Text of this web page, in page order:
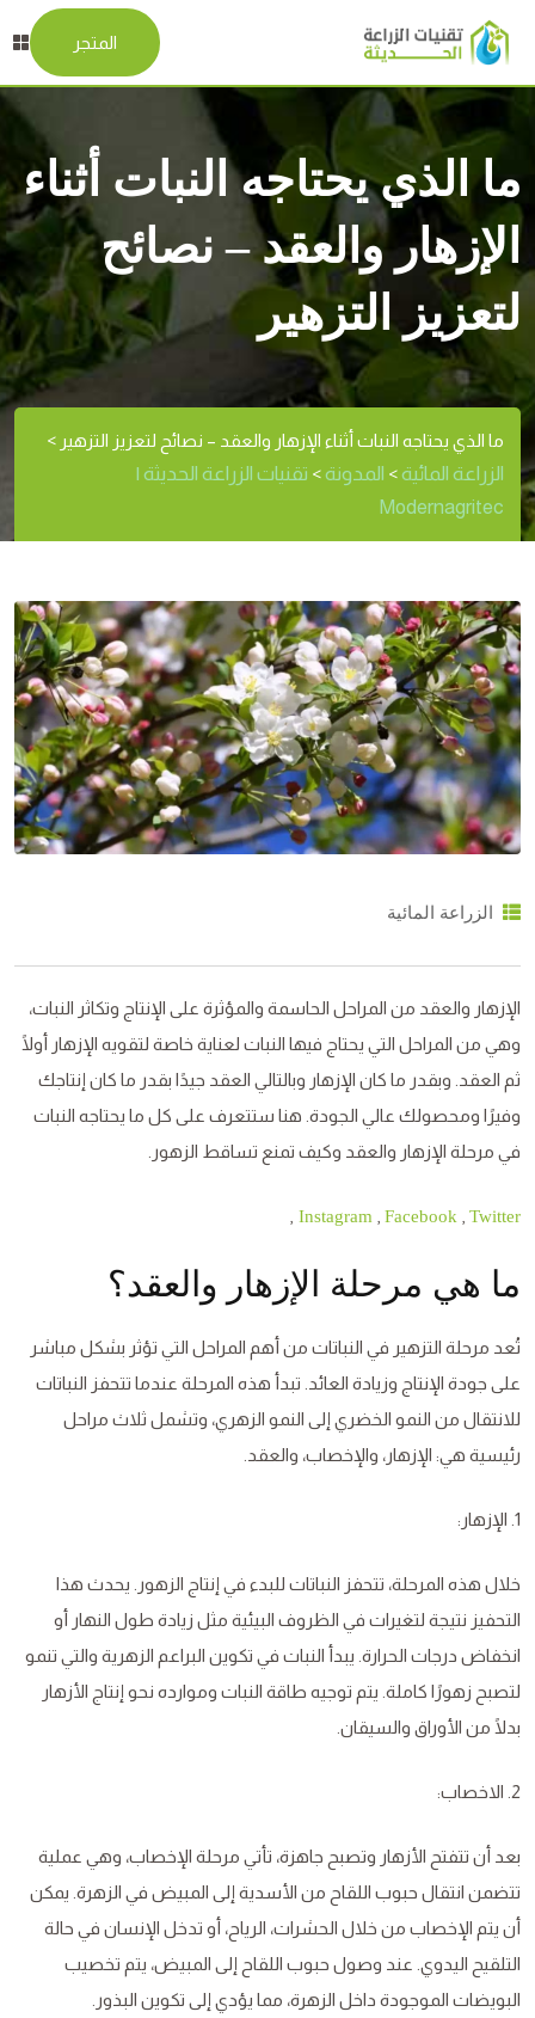
المتجر
ما الذي يحتاجه النبات أثناء
الإزهار والعقد – نصائح
لتعزيز التزهير
ما الذي يحتاجه النبات أثناء الإزهار والعقد – نصائح لتعزيز التزهير >
الزراعة المائية> المدونة> تقنيات الزراعة الحديثة |
Modernagritec
الزراعة المائية
الإزهار والعقد من المراحل الحاسمة والمؤثرة على الإنتاج وتكاثر النبات،
وهي من المراحل التي يحتاج فيها النبات لعناية خاصة لتقويه الإزهار أولًا
ثم العقد. وبقدر ما كان الإزهار وبالتالي العقد جيدًا بقدر ما كان إنتاجك
وفيرًا ومحصولك عالي الجودة. هنا ستتعرف على كل ما يحتاجه النبات
في مرحلة الإزهار والعقد وكيف تمنع تساقط الزهور.
Instagram Facebook Twitter
ما هي مرحلة الإزهار والعقد؟
تُعد مرحلة التزهير في النباتات من أهم المراحل التي تؤثر بشكل مباشر
على جودة الإنتاج وزيادة العائد. تبدأ هذه المرحلة عندما تتحفز النباتات
للانتقال من النمو الخضري إلى النمو الزهري، وتشمل ثلاث مراحل
رئيسية هي: الإزهار، والإخصاب، والعقد.
1. الإزهار:
خلال هذه المرحلة، تتحفز النباتات للبدء في إنتاج الزهور. يحدث هذا
التحفيز نتيجة لتغيرات في الظروف البيئية مثل زيادة طول النهار أو
انخفاض درجات الحرارة. يبدأ النبات في تكوين البراعم الزهرية والتي تنمو
لتصبح زهورًا كاملة. يتم توجيه طاقة النبات وموارده نحو إنتاج الأزهار
بدلًا من الأوراق والسيقان.
2. الاخصاب:
بعد أن تتفتح الأزهار وتصبح جاهزة، تأتي مرحلة الإخصاب، وهي عملية
تتضمن انتقال حبوب اللقاح من الأسدية إلى المبيض في الزهرة. يمكن
أن يتم الإخصاب من خلال الحشرات، الرياح، أو تدخل الإنسان في حالة
التلقيح اليدوي. عند وصول حبوب اللقاح إلى المبيض، يتم تخصيب
البويضات الموجودة داخل الزهرة، مما يؤدي إلى تكوين البذور.